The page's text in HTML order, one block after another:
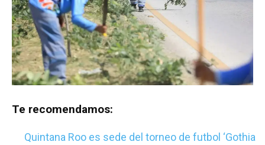
Te recomendamos:
Quintana Roo es sede del torneo de futbol ‘Gothia